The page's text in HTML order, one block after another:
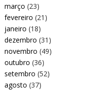
março (23)
fevereiro (21)
janeiro (18)
dezembro (31)
novembro (49)
outubro (36)
setembro (52)
agosto (37)